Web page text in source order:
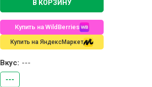
В КОРЗИНУ
Купить на WildBerries
Купить на ЯндексМаркет
Вкус: ---
---